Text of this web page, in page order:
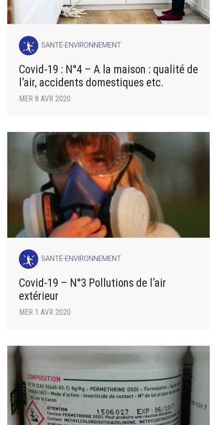
SANTÉ-ENVIRONNEMENT
Covid-19 : N°4 – A la maison : qualité de
l’air, accidents domestiques etc.
MER 8 AVR 2020
SANTÉ-ENVIRONNEMENT
Covid-19 – N°3 Pollutions de l’air
extérieur
MER 1 AVR 2020